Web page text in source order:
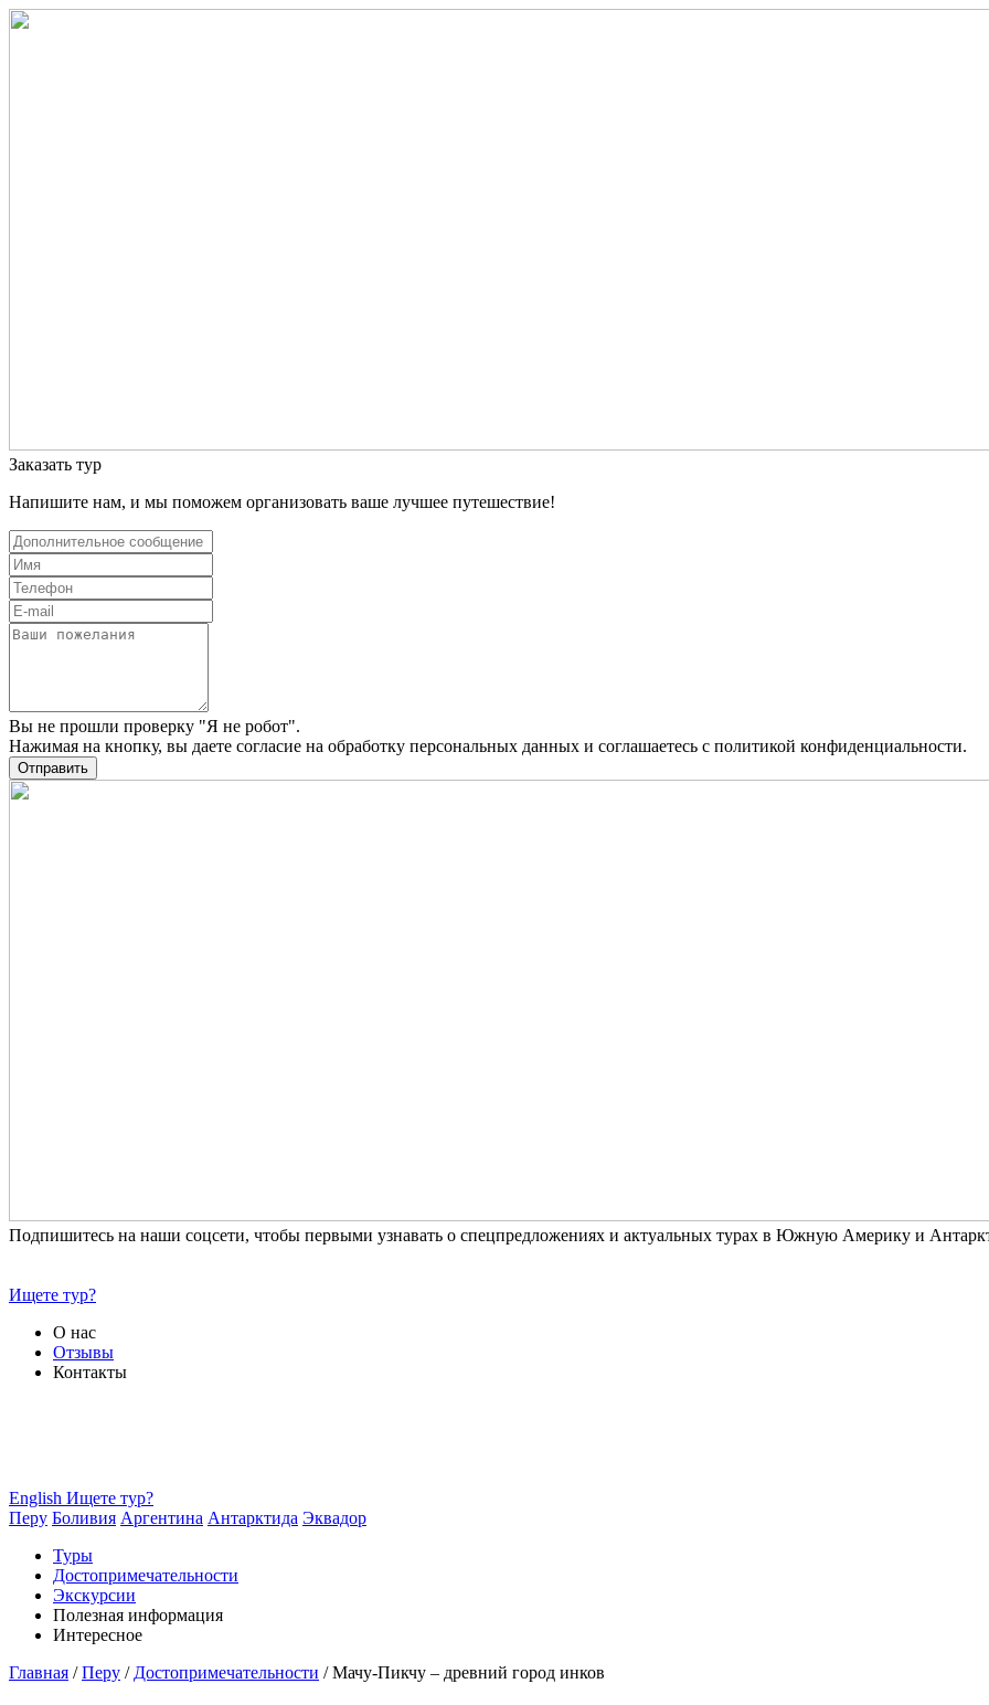
Заказать тур
Напишите нам, и мы поможем организовать ваше лучшее путешествие!
Вы не прошли проверку "Я не робот".
Нажимая на кнопку, вы даете согласие на обработку персональных данных и соглашаетесь c политикой конфиденциальности.
Подпишитесь на наши соцсети, чтобы первыми узнавать о спецпредложениях и актуальных турах в Южную Америку и
Ищете тур?
О нас
Отзывы
Контакты
English Ищете тур?
Перу Боливия Аргентина Антарктида Эквадор
Туры
Достопримечательности
Экскурсии
Полезная информация
Интересное
Главная /Перу / Достопримечательности /Мачу-Пикчу – древний город инков